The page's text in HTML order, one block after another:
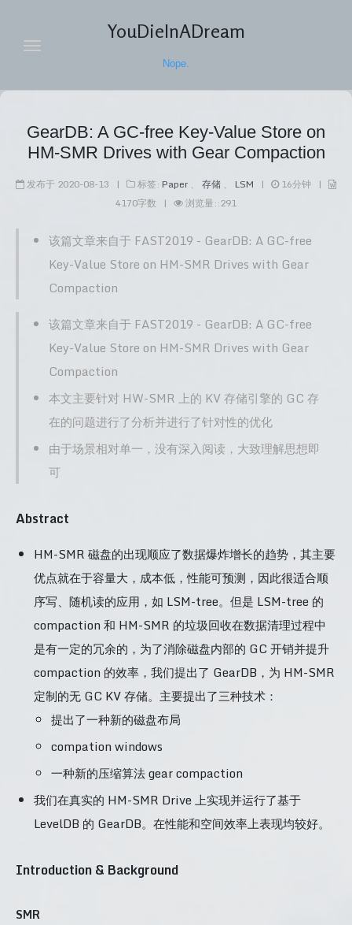
YouDieInADream
Nope.
归档
标签
关于
GearDB: A GC-free Key-Value Store on
HM-SMR Drives with Gear Compaction
发布于 2020-08-13 | 标签: Paper 、 存储 、 LSM | 16分钟
|
4170字数 | 浏览量::291
该篇文章来自于 FAST2019 - GearDB: A GC-free
Key-Value Store on HM-SMR Drives with Gear
Compaction
该篇文章来自于 FAST2019 - GearDB: A GC-free
Key-Value Store on HM-SMR Drives with Gear
Compaction
本文主要针对 HW-SMR 上的 KV 存储引擎的 GC 存
在的问题进行了分析并进行了针对性的优化
由于场景相对单一，没有深入阅读，大致理解思想即
可
Abstract
HM-SMR 磁盘的出现顺应了数据爆炸增长的趋势，其主要
优点就在于容量大，成本低，性能可预测，因此很适合顺
序写、随机读的应用，如 LSM-tree。但是 LSM-tree 的
compaction 和 HM-SMR 的垃圾回收在数据清理过程中
是有一定的冗余的，为了消除磁盘内部的 GC 开销并提升
compaction 的效率，我们提出了 GearDB，为 HM-SMR
定制的无 GC KV 存储。主要提出了三种技术：
提出了一种新的磁盘布局
compation windows
一种新的压缩算法 gear compaction
我们在真实的 HM-SMR Drive 上实现并运行了基于
LevelDB 的 GearDB。在性能和空间效率上表现均较好。
Introduction & Background
SMR